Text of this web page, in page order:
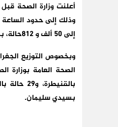
إلى 50 ألف و 812حالة، بمعدل تراكمي يساوي 140 لكل ألف نسمة.
بسيدي سليمان.